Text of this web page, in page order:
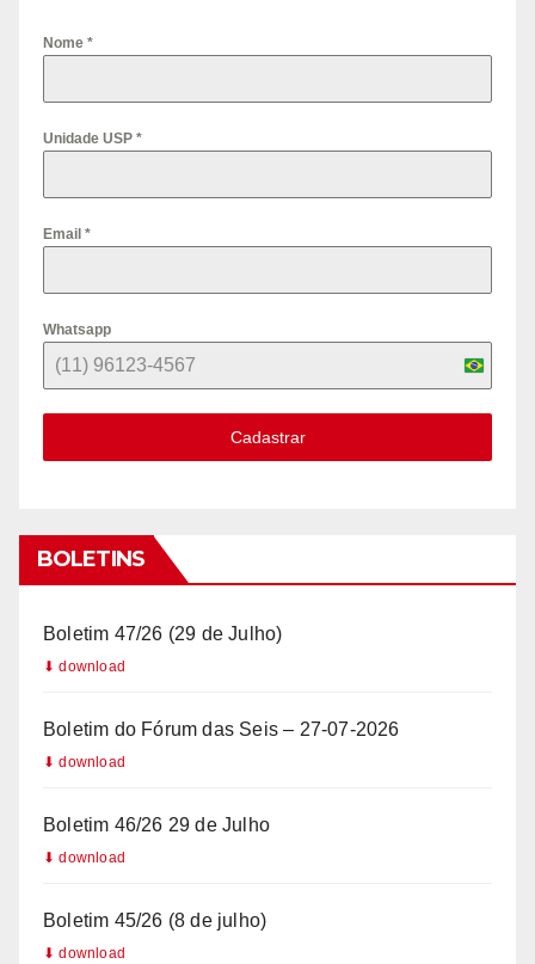
Nome *
Unidade USP *
Email *
Whatsapp
B
r
+
Cadastrar
BOLETINS
Boletim 47/26 (29 de Julho)
Boletim do Fórum das Seis – 27-07-2026
Boletim 46/26 29 de Julho
Boletim 45/26 (8 de julho)